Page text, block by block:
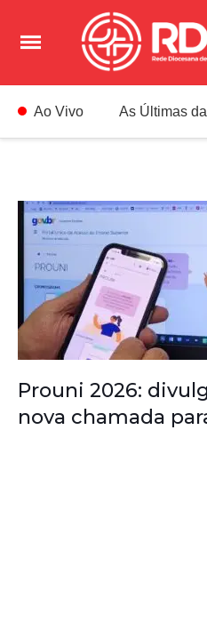
Ao Vivo As Últimas
Prouni 2026:
nova chamada